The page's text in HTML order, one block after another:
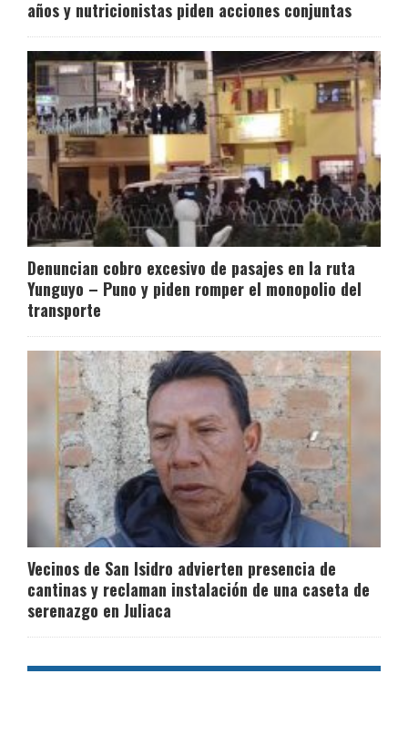
años y nutricionistas piden acciones conjuntas
Denuncian cobro excesivo de pasajes en la ruta
Yunguyo – Puno y piden romper el monopolio del
transporte
Vecinos de San Isidro advierten presencia de
cantinas y reclaman instalación de una caseta de
serenazgo en Juliaca